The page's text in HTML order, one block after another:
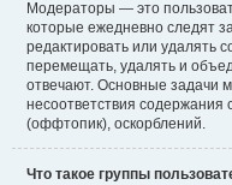
Модераторы — это
которые ежедневно следят
редактировать или удалять
перемещать, удалять и
отвечают. Основные задачи
несоответствия
(оффтопик), оскорблений.
Что такое группы